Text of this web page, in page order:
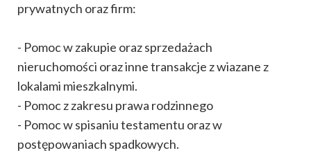
prywatnych oraz firm:
- Pomoc w zakupie oraz sprzedażach
nieruchomości oraz inne transakcje z wiazane z
lokalami mieszkalnymi.
- Pomoc z zakresu prawa rodzinnego
- Pomoc w spisaniu testamentu oraz w
postępowaniach spadkowych.